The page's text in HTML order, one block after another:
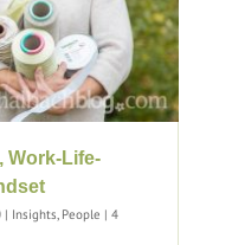
Work-Life-
| Insights, People | 4